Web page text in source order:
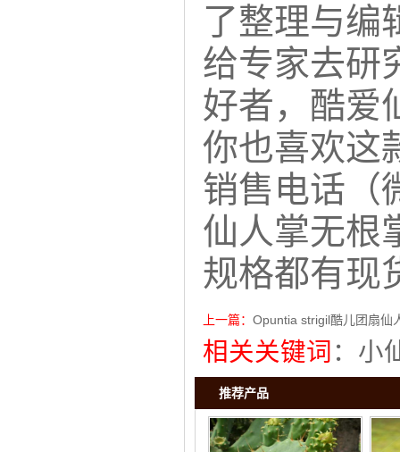
了整理与编
给专家去研
好者，酷爱
你也喜欢这
销售电话（
仙人掌无根
规格都有现
上一篇： Opuntia strigil酷儿团扇仙
相关关键词 ： 小
推荐产品